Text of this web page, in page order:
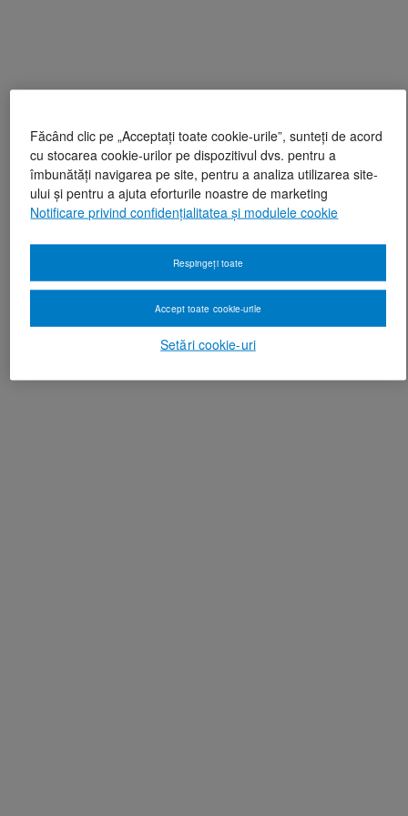
Făcând clic pe „Acceptați toate cookie-urile”, sunteți de acord
cu stocarea cookie-urilor pe dispozitivul dvs. pentru a
îmbunătăți navigarea pe site, pentru a analiza utilizarea site-
ului și pentru a ajuta eforturile noastre de marketing
Notificare privind confidențialitatea și modulele cookie
Setări cookie-uri
Respingeți toate
Accept toate cookie-urile